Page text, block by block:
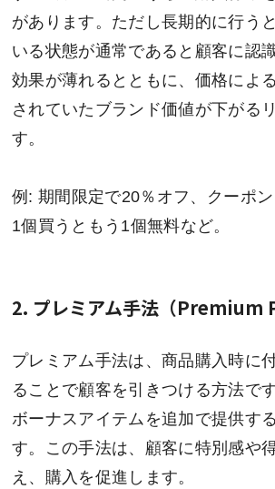
があります。ただし長期的に行う
いる状態が通常であると顧客に認
効果が薄れるとともに、価格によ
されていたブランド価値が下がる
す。
例: 期間限定で20％オフ、クーポン
1個買うともう1個無料など。
2. プレミアム手法（Premium
プレミアム手法は、商品購入時に
ることで顧客を引きつける方法で
ボーナスアイテムを追加で提供す
す。この手法は、顧客に特別感や
え、購入を促進します。